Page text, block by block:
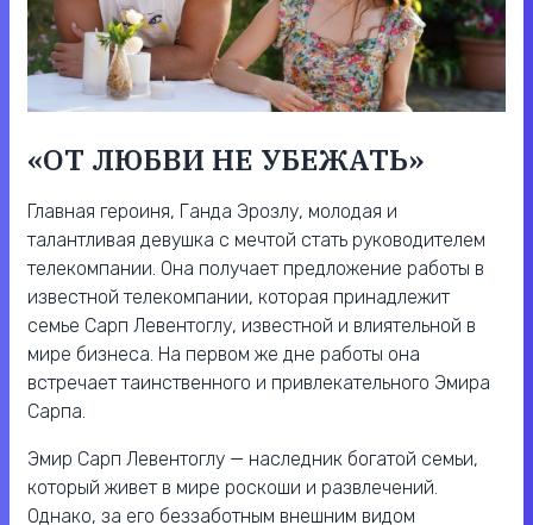
«ОТ ЛЮБВИ НЕ УБЕЖАТЬ»
Главная героиня, Ганда Эрозлу, молодая и
талантливая девушка с мечтой стать руководителем
телекомпании. Она получает предложение работы в
известной телекомпании, которая принадлежит
семье Сарп Левентоглу, известной и влиятельной в
мире бизнеса. На первом же дне работы она
встречает таинственного и привлекательного Эмира
Сарпа.
Эмир Сарп Левентоглу — наследник богатой семьи,
который живет в мире роскоши и развлечений.
Однако, за его беззаботным внешним видом